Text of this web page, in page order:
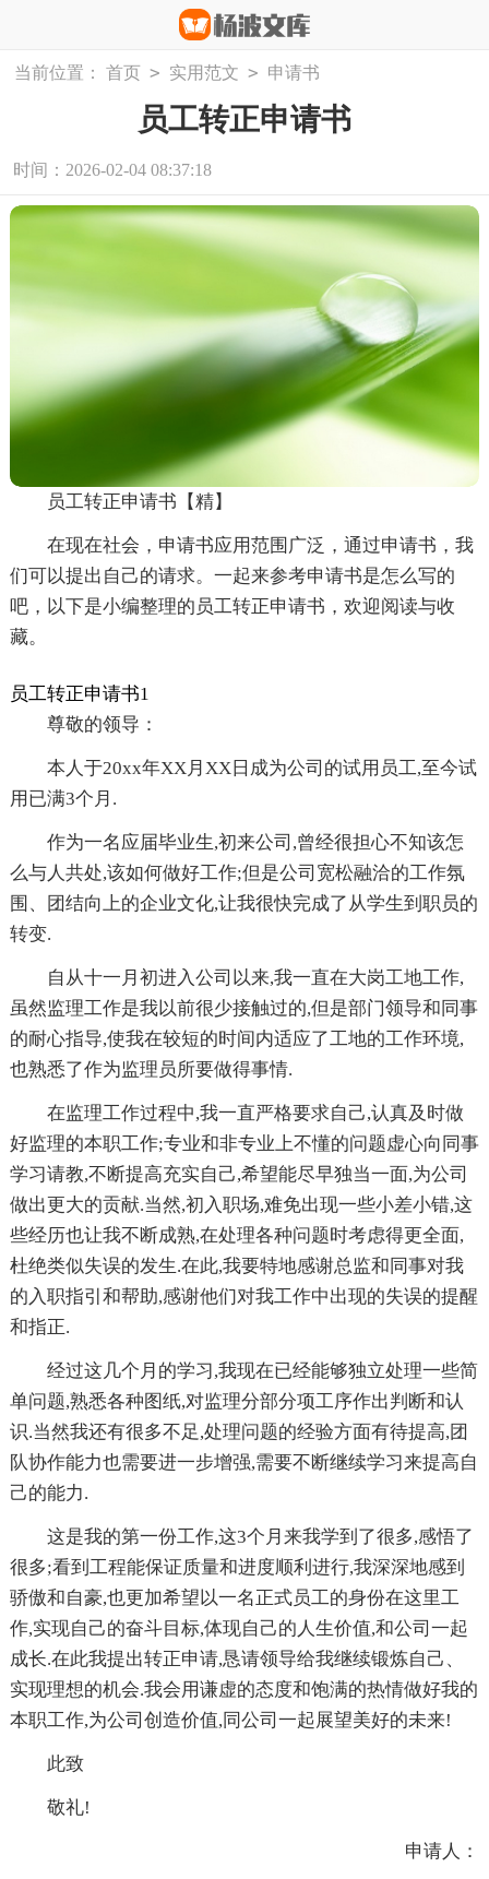
当前位置： 首页 > 实用范文 > 申请书
员工转正申请书
时间：2026-02-04 08:37:18
员工转正申请书【精】
在现在社会，申请书应用范围广泛，通过申请书，我
们可以提出自己的请求。一起来参考申请书是怎么写的
吧，以下是小编整理的员工转正申请书，欢迎阅读与收
藏。
员工转正申请书1
尊敬的领导：
本人于20xx年XX月XX日成为公司的试用员工,至今试
用已满3个月.
作为一名应届毕业生,初来公司,曾经很担心不知该怎
么与人共处,该如何做好工作;但是公司宽松融洽的工作氛
围、团结向上的企业文化,让我很快完成了从学生到职员的
转变.
自从十一月初进入公司以来,我一直在大岗工地工作,
虽然监理工作是我以前很少接触过的,但是部门领导和同事
的耐心指导,使我在较短的时间内适应了工地的工作环境,
也熟悉了作为监理员所要做得事情.
在监理工作过程中,我一直严格要求自己,认真及时做
好监理的本职工作;专业和非专业上不懂的问题虚心向同事
学习请教,不断提高充实自己,希望能尽早独当一面,为公司
做出更大的贡献.当然,初入职场,难免出现一些小差小错,这
些经历也让我不断成熟,在处理各种问题时考虑得更全面,
杜绝类似失误的发生.在此,我要特地感谢总监和同事对我
的入职指引和帮助,感谢他们对我工作中出现的失误的提醒
和指正.
经过这几个月的学习,我现在已经能够独立处理一些简
单问题,熟悉各种图纸,对监理分部分项工序作出判断和认
识.当然我还有很多不足,处理问题的经验方面有待提高,团
队协作能力也需要进一步增强,需要不断继续学习来提高自
己的能力.
这是我的第一份工作,这3个月来我学到了很多,感悟了
很多;看到工程能保证质量和进度顺利进行,我深深地感到
骄傲和自豪,也更加希望以一名正式员工的身份在这里工
作,实现自己的奋斗目标,体现自己的人生价值,和公司一起
成长.在此我提出转正申请,恳请领导给我继续锻炼自己、
实现理想的机会.我会用谦虚的态度和饱满的热情做好我的
本职工作,为公司创造价值,同公司一起展望美好的未来!
此致
敬礼!
申请人：